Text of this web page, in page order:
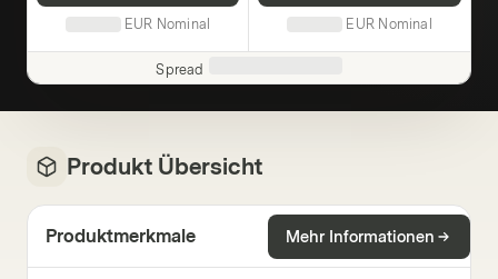
EUR Nominal EUR Nominal
Spread
Produkt Übersicht
Produktmerkmale Mehr Informationen